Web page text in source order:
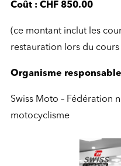
Coût : CHF 850.00
(ce montant inclut les
restauration lors du
Organisme responsable
Swiss Moto – Fédération
motocyclisme